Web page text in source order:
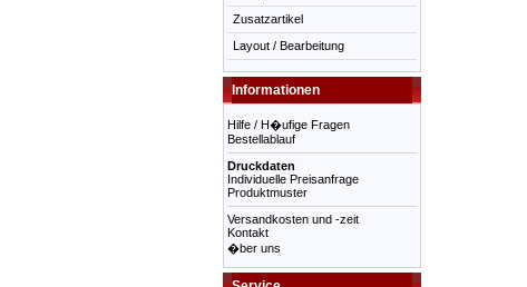
Zusatzartikel
Layout / Bearbeitung
Informationen
Hilfe / H�ufige Fragen
Bestellablauf
Druckdaten
Individuelle Preisanfrage
Produktmuster
Versandkosten und -zeit
Kontakt
�ber uns